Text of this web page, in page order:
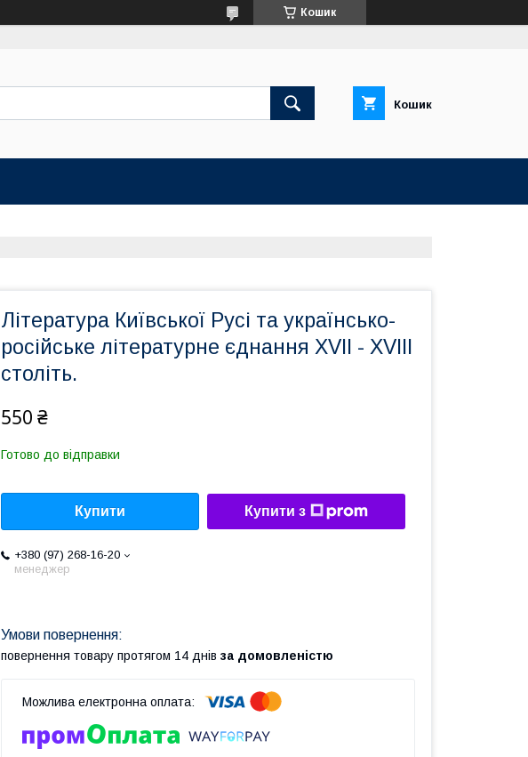
Кошик
Кошик
Література Київської Русі та українсько-
російське літературне єднання XVII - XVIII
століть.
550 ₴
Готово до відправки
Купити Купити з
+380 (97) 268-16-20
менеджер
повернення товару протягом 14 днів за домовленістю